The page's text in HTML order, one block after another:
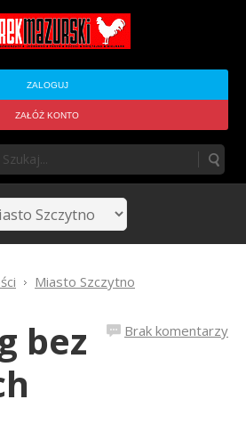
ZALOGUJ
ZAŁÓŻ KONTO
Miasto Szczytno
Brak komentarzy
bez